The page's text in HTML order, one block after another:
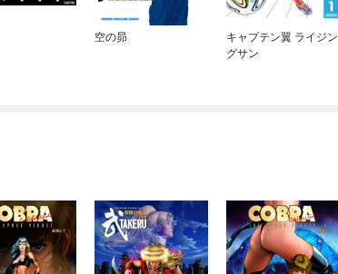
空の昴
キャプテン翼 ライジン
グサン